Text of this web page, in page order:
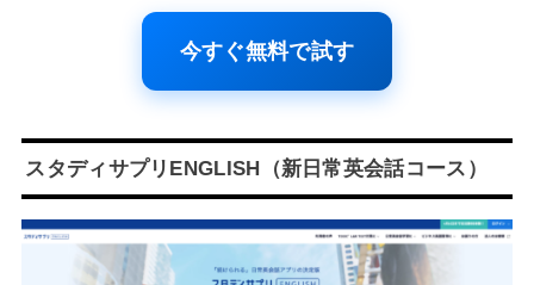
今すぐ無料で試す
スタディサプリENGLISH（新日常英会話コース）